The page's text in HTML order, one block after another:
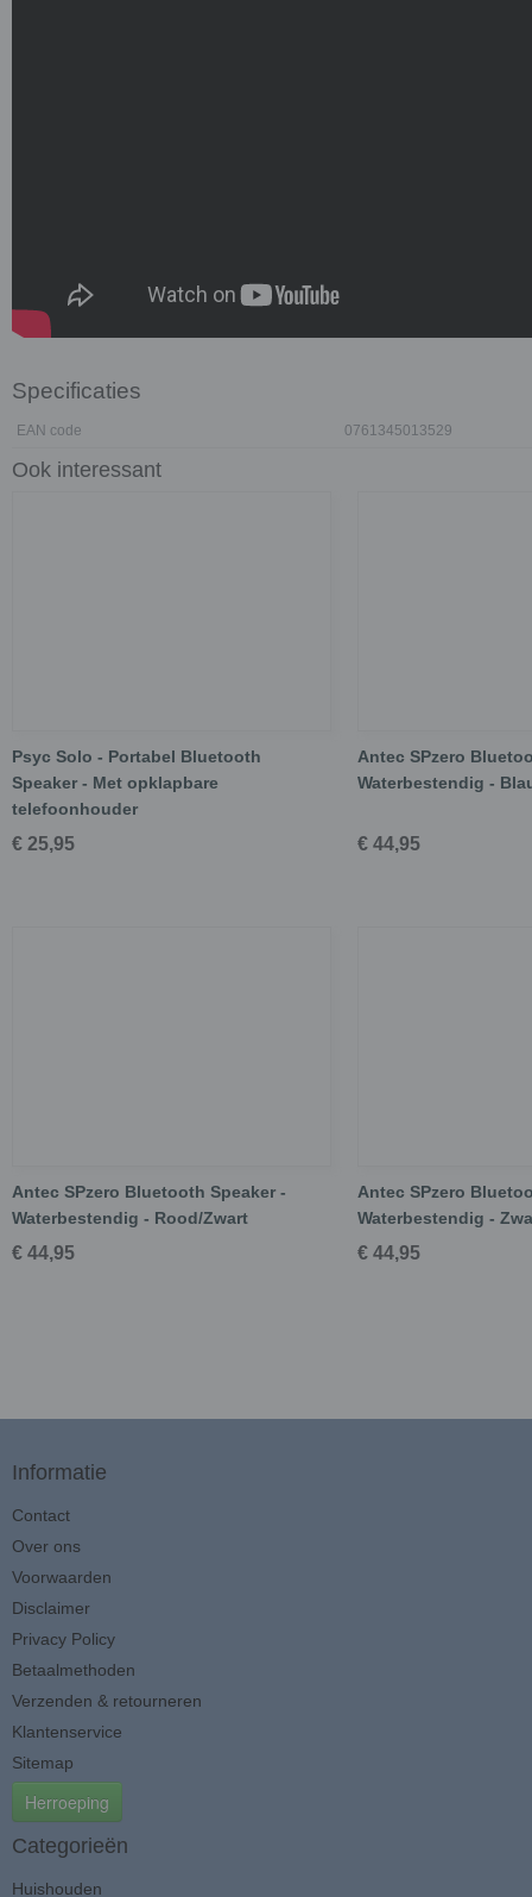
Specificaties
EAN code 0761345013529
Ook interessant
Psyc Solo - Portabel Bluetooth
Speaker - Met opklapbare
telefoonhouder
€ 25,95
Antec SPzero
Waterbestendig -
€ 44,95
Antec SPzero Bluetooth Speaker -
Waterbestendig - Rood/Zwart
€ 44,95
Antec SPzero
Waterbestendig -
€ 44,95
Informatie
Contact
Over ons
Voorwaarden
Disclaimer
Privacy Policy
Betaalmethoden
Verzenden & retourneren
Klantenservice
Sitemap
Herroeping
Categorieën
Huishouden